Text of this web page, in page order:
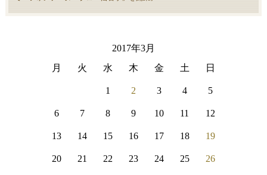
2017年3月
月
火 水 木 金 土 日
1 2 3 4 5
6 7 8 9 10 11 12
13 14 15 16 17 18 19
20 21 22 23 24 25 26